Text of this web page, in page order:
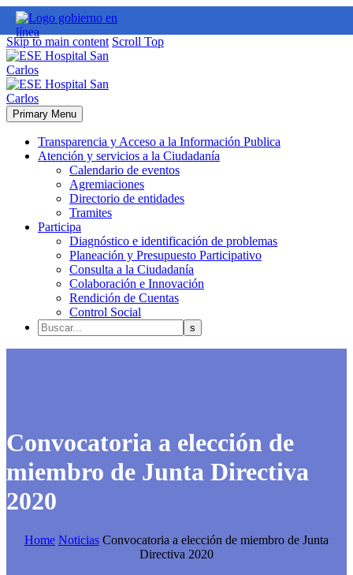
Skip to main content Scroll Top
Primary Menu
Transparencia y Acceso a la Información Publica
Atención y servicios a la Ciudadanía
Calendario de eventos
Agremiaciones
Directorio de entidades
Tramites
Participa
Diagnóstico e identificación de problemas
Planeación y Presupuesto Participativo
Consulta a la Ciudadanía
Colaboración e Innovación
Rendición de Cuentas
Control Social
Convocatoria a elección de
miembro de Junta Directiva
2020
Home Noticias Convocatoria a elección de miembro de Junta
Directiva 2020